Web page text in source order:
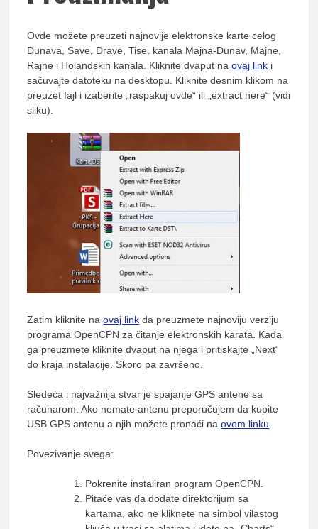
Ovde možete preuzeti najnovije elektronske karte celog
Dunava, Save, Drave, Tise, kanala Majna-Dunav, Majne,
Rajne i Holandskih kanala. Kliknite dvaput naovaj link i
sačuvajte datoteku na desktopu. Kliknite desnim klikom na
preuzet fajl i izaberite „raspakuj ovde“ ili „extract here“ (vidi
sliku).
Zatim kliknite naovaj link da preuzmete najnoviju verziju
programa OpenCPN za čitanje elektronskih karata. Kada
ga preuzmete kliknite dvaput na njega i pritiskajte „Next“
do kraja instalacije. Skoro pa završeno.
Sledeća i najvažnija stvar je spajanje GPS antene sa
računarom. Ako nemate antenu preporučujem da kupite
USB GPS antenu a njih možete pronaći naovom linku
Povezivanje svega:
Pokrenite instaliran program OpenCPN.
Pitaće vas da dodate direktorijum sa
kartama, ako ne kliknete na simbol vilastog